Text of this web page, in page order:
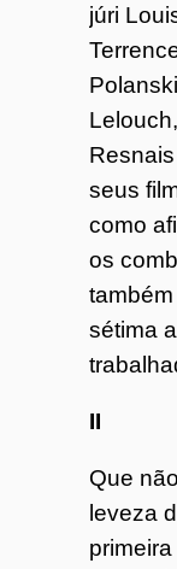
júri
seus
como
os
sétima
II
Que
leveza